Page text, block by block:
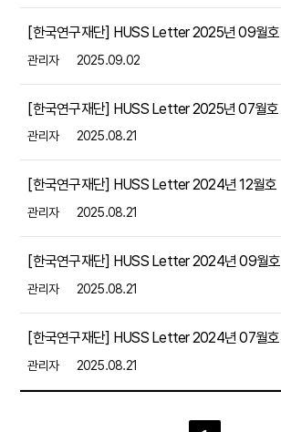
[한국연구재단] HUSS Letter 2025년 09월호
관리자 2025.09.02
[한국연구재단] HUSS Letter 2025년 07월호
관리자 2025.08.21
[한국연구재단] HUSS Letter 2024년 12월호
관리자 2025.08.21
[한국연구재단] HUSS Letter 2024년 09월호
관리자 2025.08.21
[한국연구재단] HUSS Letter 2024년 07월호
관리자 2025.08.21